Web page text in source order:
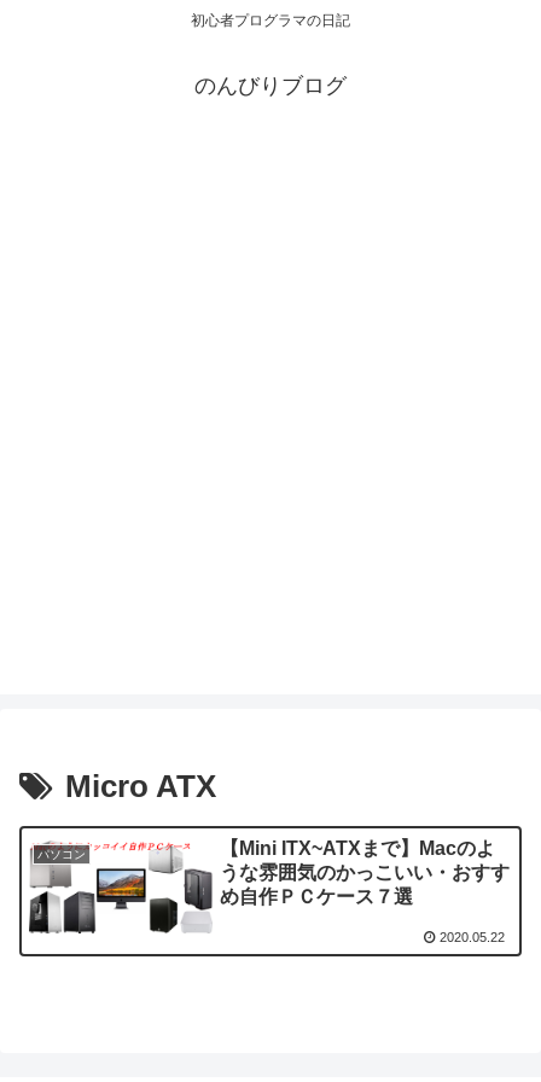
初心者プログラマの日記
のんびりブログ
Micro ATX
パソコン
【Mini ITX~ATXまで】Macのよ
うな雰囲気のかっこいい・おすす
め自作ＰＣケース７選
2020.05.22